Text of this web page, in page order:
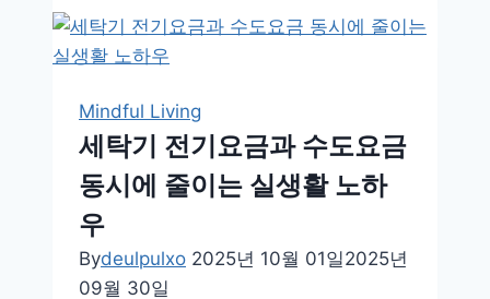
터
라
지
는
집
Mindful Living
세탁기 전기요금과 수도요금
동시에 줄이는 실생활 노하
우
Bydeulpulxo 2025년 10월 01일2025년
09월 30일